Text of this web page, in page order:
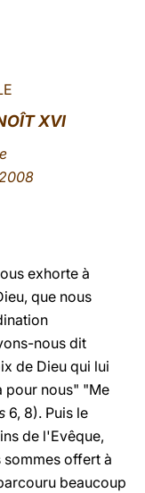
XVI
exhorte à
que nous
nous dit
de Dieu qui lui
pour nous" "Me
6, 8). Puis le
de l'Evêque,
sommes offert à
beaucoup